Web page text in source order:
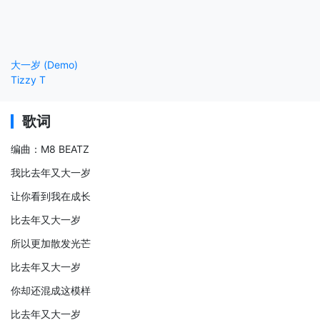
大一岁 (Demo)
Tizzy T
歌词
编曲：M8 BEATZ
我比去年又大一岁
让你看到我在成长
比去年又大一岁
所以更加散发光芒
比去年又大一岁
你却还混成这模样
比去年又大一岁